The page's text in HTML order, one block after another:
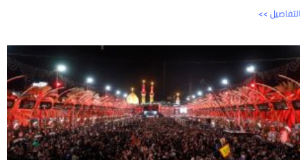
<< التفاصيل